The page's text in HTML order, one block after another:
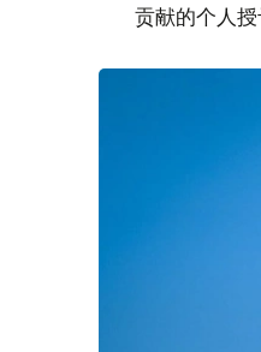
贡献的个人授